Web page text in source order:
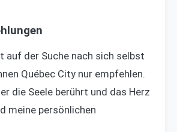
auf der Suche nach sich selbst
Québec City nur empfehlen.
die Seele berührt und das Herz
meine persönlichen